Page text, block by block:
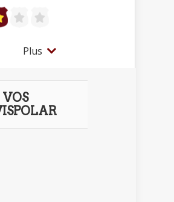
Plus
VOS